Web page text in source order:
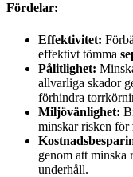
Fördelar:
Effektivitet:
effektivt tömma
Pålitlighet:
allvarliga skador
förhindra
Miljövänlighet:
minskar risken för
genom att minska
underhåll.